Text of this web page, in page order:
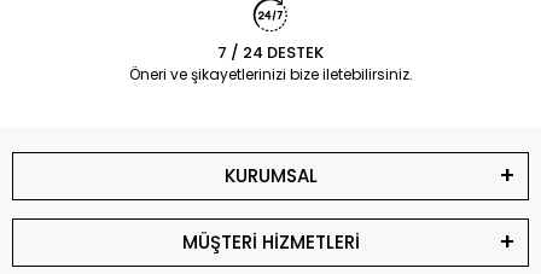
7 / 24 DESTEK
Öneri ve şikayetlerinizi bize iletebilirsiniz.
KURUMSAL
MÜŞTERİ HİZMETLERİ